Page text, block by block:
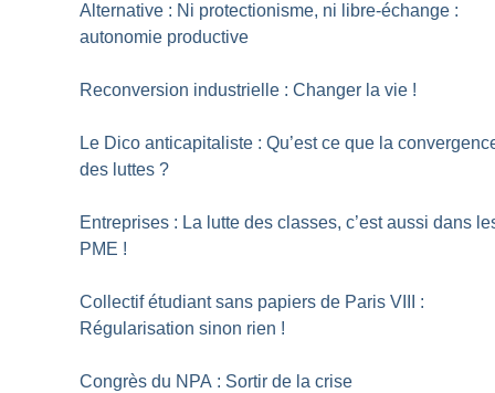
Alternative : Ni protectionisme, ni libre-échange :
autonomie productive
Reconversion industrielle : Changer la vie !
Le Dico anticapitaliste : Qu’est ce que la
des luttes ?
Entreprises : La lutte des classes, c’est aussi dans
PME !
Collectif étudiant sans papiers de Paris VIII :
Régularisation sinon rien !
Congrès du NPA : Sortir de la crise